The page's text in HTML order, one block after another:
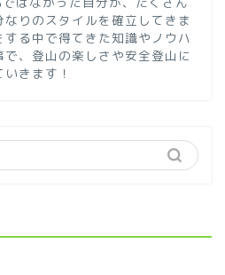
りのスタイルを確立してきま
る中で得てきた知識やノウハ
、登山の楽しさや安全登山に
きます！